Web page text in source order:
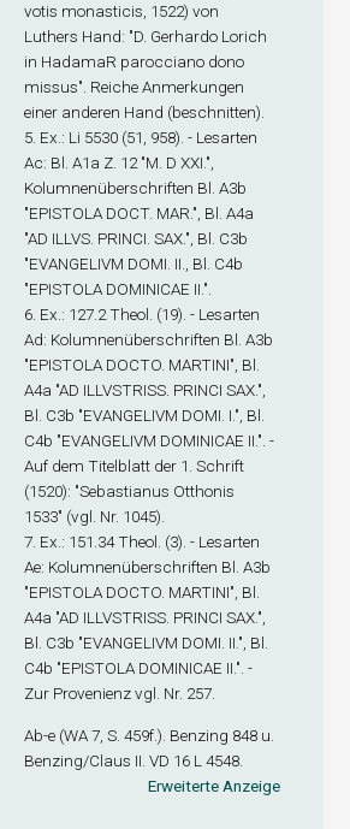
votis monasticis, 1522) von
Luthers Hand: "D. Gerhardo Lorich
in HadamaR parocciano dono
missus". Reiche Anmerkungen
einer anderen Hand (beschnitten).
5. Ex.: Li 5530 (51, 958). - Lesarten
Ac: Bl. A1a Z. 12 "M. D XXI.",
Kolumnenüberschriften Bl. A3b
"EPISTOLA DOCT. MAR.", Bl. A4a
"AD ILLVS. PRINCI. SAX.", Bl. C3b
"EVANGELIVM DOMI. II., Bl. C4b
"EPISTOLA DOMINICAE II.".
6. Ex.: 127.2 Theol. (19). - Lesarten
Ad: Kolumnenüberschriften Bl. A3b
"EPISTOLA DOCTO. MARTINI", Bl.
A4a "AD ILLVSTRISS. PRINCI SAX.",
Bl. C3b "EVANGELIVM DOMI. I.", Bl.
C4b "EVANGELIVM DOMINICAE II.". -
Auf dem Titelblatt der 1. Schrift
(1520): "Sebastianus Otthonis
1533" (vgl. Nr. 1045).
7. Ex.: 151.34 Theol. (3). - Lesarten
Ae: Kolumnenüberschriften Bl. A3b
"EPISTOLA DOCTO. MARTINI", Bl.
A4a "AD ILLVSTRISS. PRINCI SAX.",
Bl. C3b "EVANGELIVM DOMI. II.", Bl.
C4b "EPISTOLA DOMINICAE II.". -
Zur Provenienz vgl. Nr. 257.
Ab-e (WA 7, S. 459f.). Benzing 848 u.
Benzing/Claus II. VD 16 L 4548.
Erweiterte Anzeige